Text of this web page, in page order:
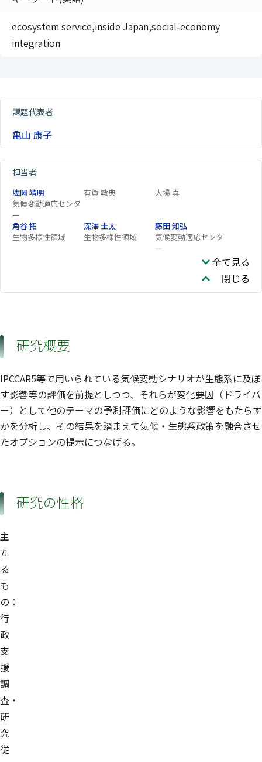
ecosystem service,inside Japan,social-economy
integration
課題代表者
亀山 康子
担当者
肱岡 靖明
気候変動適応センタ
ー
有賀 敏典 大場 真
角谷 拓
生物多様性領域
深澤 圭太
生物多様性領域
藤田 知弘
気候変動適応センタ
ー
全て見る
閉じる
研究概要
IPCCAR5等で用いられている気候変動シナリオが生態系に及ぼ
す影響等の評価を前提としつつ、それらが変化要因（ドライバ
ー）として他のテーマの予測評価にどのような影響をもたらす
かを分析し、その結果を踏まえて気候・生態系政策を融合させ
たオプションの提示につなげる。
研究の性格
主
た
る
も
の：
行
政
支
援
調
査・
研
究
従